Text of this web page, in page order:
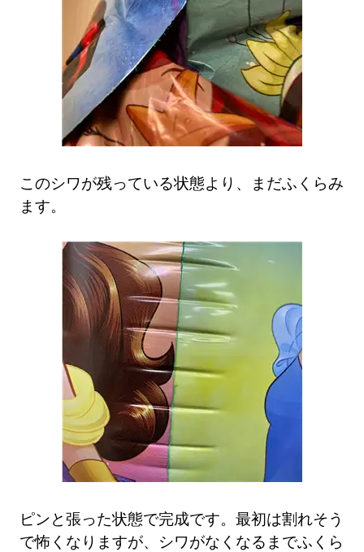
このシワが残っている状態より、まだふくらみ
ます。
ピンと張った状態で完成です。最初は割れそう
で怖くなりますが、シワがなくなるまでふくら